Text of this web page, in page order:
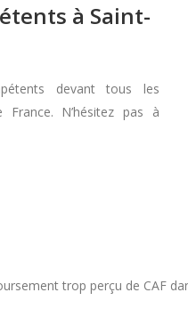
à Saint-
devant tous les
France. N’hésitez pas à
trop perçu de CAF